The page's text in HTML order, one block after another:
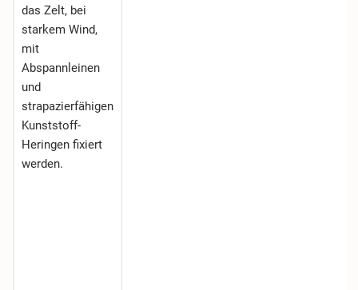
das Zelt, bei
starkem Wind,
mit
Abspannleinen
und
strapazierfähigen
Kunststoff-
Heringen fixiert
werden.